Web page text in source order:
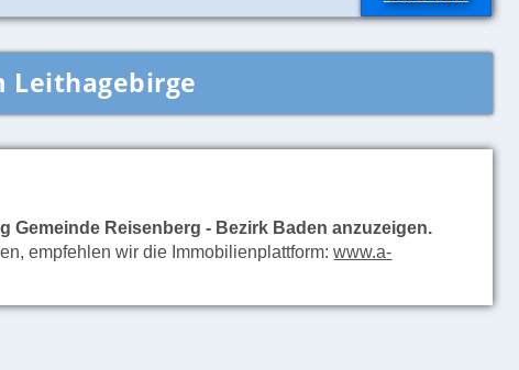
Leithagebirge
Reisenberg - Bezirk Baden anzuzeigen.
empfehlen wir die Immobilienplattform:www.a-